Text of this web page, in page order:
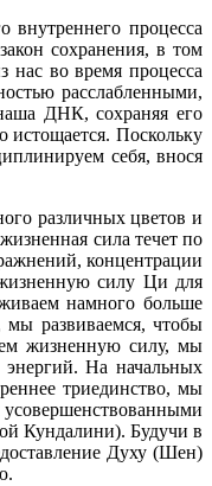
внутреннего процесса
сохранения, в том
во время процесса
расслабленными,
ДНК, сохраняя его
истощается. Поскольку
себя, внося
различных цветов и
сила течет по
концентрации
силу Ци для
намного больше
развиваемся, чтобы
жизненную силу, мы
На начальных
триединство, мы
усовершенствованными
Кундалини). Будучи в
Духу (Шен)